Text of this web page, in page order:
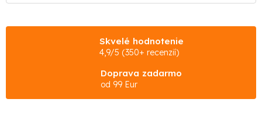
Skvelé hodnotenie
4,9/5 (350+ recenzií)
Doprava zadarmo
od 99 Eur